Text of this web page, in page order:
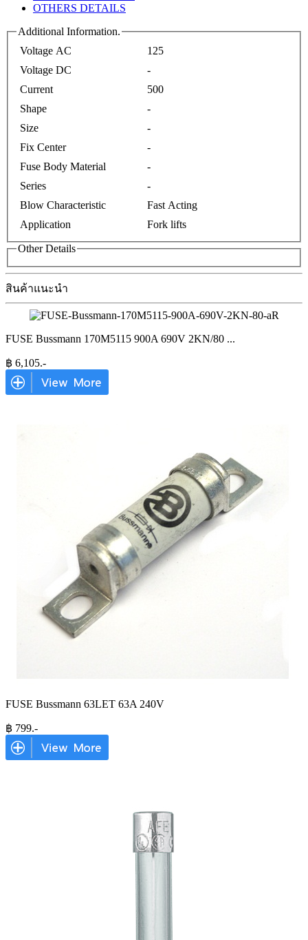
OTHERS DETAILS
Additional Information.
Voltage AC
125
Voltage DC
-
Current
500
Shape
-
Size
-
Fix Center
-
Fuse Body Material
-
Series
-
Blow Characteristic
Fast Acting
Application
Fork lifts
Other Details
สินค้าแนะนำ
FUSE Bussmann 170M5115 900A 690V 2KN/80 ...
฿ 6,105.-
FUSE Bussmann 63LET 63A 240V
฿ 799.-